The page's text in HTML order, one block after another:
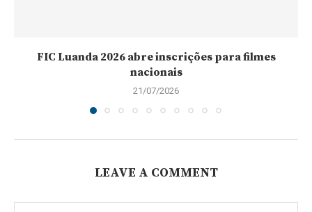
FIC Luanda 2026 abre inscrições para filmes
nacionais
21/07/2026
LEAVE A COMMENT